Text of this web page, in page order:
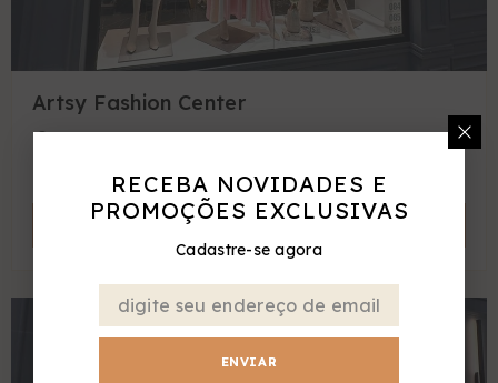
Artsy Fashion Center
BR-456, 5000 - Lot. Vila Aeroporto
COMO CHEGAR
RECEBA NOVIDADES E
PROMOÇÕES EXCLUSIVAS
Cadastre-se agora
ENVIAR